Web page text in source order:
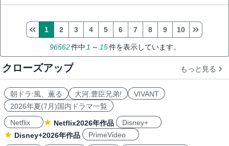
96562件中 1 ～ 15件を表示しています。
1 2 3 4 5 6 7 8 9 10
クローズアップ もっと見る
朝ドラ:風、薫る 大河:豊臣兄弟!
VIVANT
2026年夏(7月)国内ドラマ一覧
Netflix
Netflix2026年作品
Disney+
Disney+2026年作品
PrimeVideo